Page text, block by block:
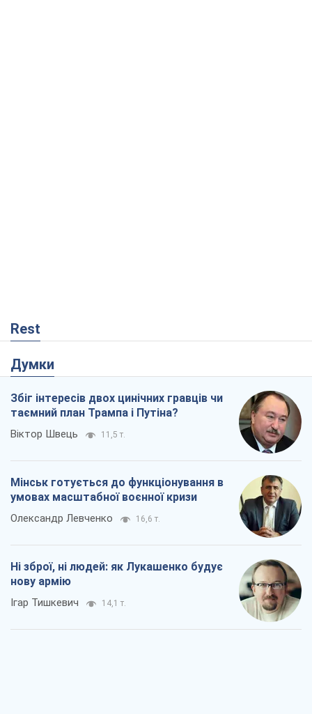
Rest
Думки
Збіг інтересів двох цинічних гравців чи
таємний план Трампа і Путіна?
Віктор Швець 11,5 т.
Мінськ готується до функціонування в
умовах масштабної воєнної кризи
Олександр Левченко 16,6 т.
Ні зброї, ні людей: як Лукашенко будує
нову армію
Ігар Тишкевич 14,1 т.